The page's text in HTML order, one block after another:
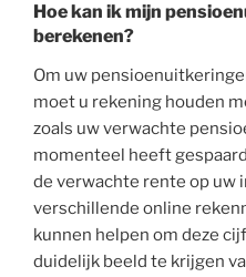
Hoe kan ik mijn
berekenen?
Om uw
moet u rekening houden
zoals uw verwachte
momenteel heeft
de verwachte rente op uw
verschillende online
kunnen helpen om deze
duidelijk beeld te krijgen